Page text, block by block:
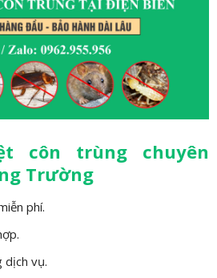
côn trùng chuyên
Trường
phí.
dịch vụ.